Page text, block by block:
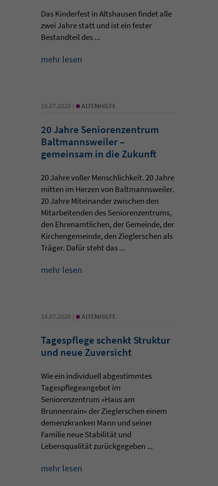
Das Kinderfest in Altshausen findet alle
zwei Jahre statt und ist ein fester
Bestandteil des ...
mehr lesen
16.07.2026 | • ALTENHILFE
20 Jahre Seniorenzentrum
Baltmannsweiler –
gemeinsam in die Zukunft
20 Jahre voller Menschlichkeit. 20 Jahre
mitten im Herzen von Baltmannsweiler.
20 Jahre Miteinander zwischen den
Mitarbeitenden des Seniorenzentrums,
den Ehrenamtlichen, der Gemeinde, der
Kirchengemeinde, den Zieglerschen als
Träger. Dafür steht das ...
mehr lesen
14.07.2026 | • ALTENHILFE
Tagespflege schenkt Struktur
und neue Zuversicht
Wie ein individuell abgestimmtes
Tagespflegeangebot im
Seniorenzentrum »Haus am
Brunnenrain« der Zieglerschen einem
demenzkranken Mann und seiner
Familie neue Stabilität und
Lebensqualität zurückgegeben ...
mehr lesen